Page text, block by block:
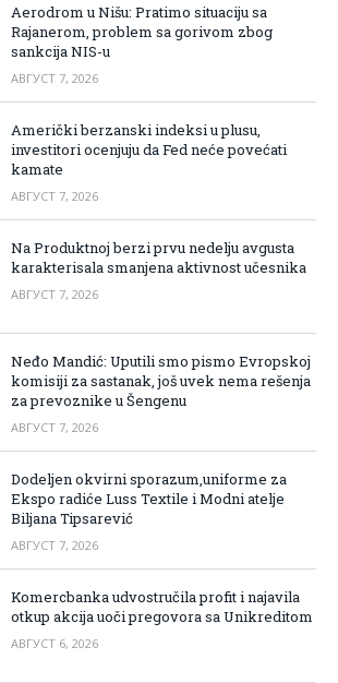
Aerodrom u Nišu: Pratimo situaciju sa
Rajanerom, problem sa gorivom zbog
sankcija NIS-u
АВГУСТ 7, 2026
Američki berzanski indeksi u plusu,
investitori ocenjuju da Fed neće povećati
kamate
АВГУСТ 7, 2026
Na Produktnoj berzi prvu nedelju avgusta
karakterisala smanjena aktivnost učesnika
АВГУСТ 7, 2026
Neđo Mandić: Uputili smo pismo Evropskoj
komisiji za sastanak, još uvek nema rešenja
za prevoznike u Šengenu
АВГУСТ 7, 2026
Dodeljen okvirni sporazum,uniforme za
Ekspo radiće Luss Textile i Modni atelje
Biljana Tipsarević
АВГУСТ 7, 2026
Komercbanka udvostručila profit i najavila
otkup akcija uoči pregovora sa Unikreditom
АВГУСТ 6, 2026